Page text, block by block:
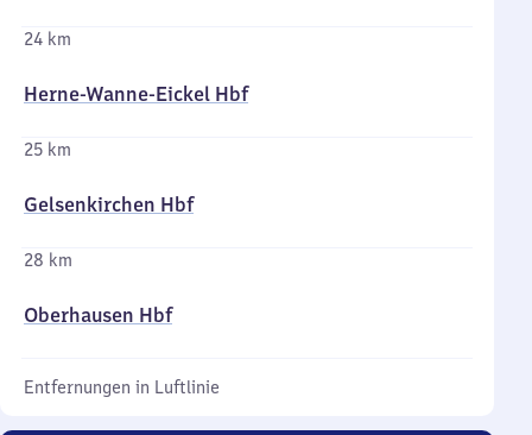
24 km
Herne-Wanne-Eickel Hbf
25 km
Gelsenkirchen Hbf
28 km
Oberhausen Hbf
Entfernungen in Luftlinie